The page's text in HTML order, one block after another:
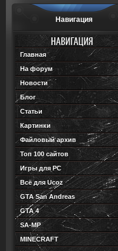
Навигация
Главная
На форум
Новости
Блог
Статьи
Картинки
Файловый архив
Топ 100 сайтов
Игры для PC
Всё для Ucoz
GTA San Andreas
GTA 4
SA-MP
MINECRAFT